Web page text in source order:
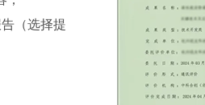
（选择提